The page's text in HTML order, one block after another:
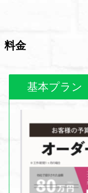
料金
基本プラン